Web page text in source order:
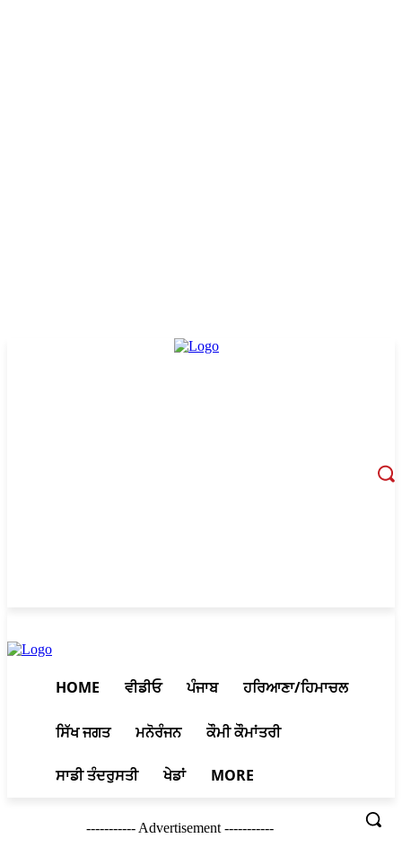
HOME ਵੀਡੀਓ ਪੰਜਾਬ ਹਰਿਆਣਾ/ਹਿਮਾਚਲ
ਸਿੱਖ ਜਗਤ ਮਨੋਰੰਜਨ ਕੌਮੀ ਕੌਮਾਂਤਰੀ
ਸਾਡੀ ਤੰਦਰੁਸਤੀ ਖੇਡਾਂ MORE
----------- Advertisement -----------